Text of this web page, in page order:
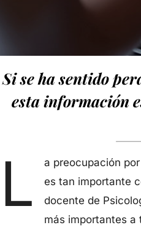
Si se ha sentido
esta información
L
a preocupación
es tan importante
docente de
más importantes a